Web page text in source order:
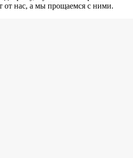
от нас, а мы прощаемся с ними.